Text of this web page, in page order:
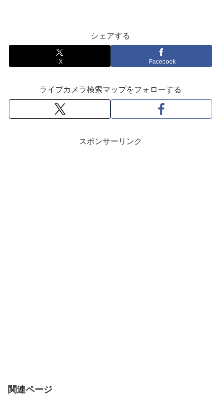
シェアする
X Facebook
ライブカメラ検索マップをフォローする
スポンサーリンク
関連ページ